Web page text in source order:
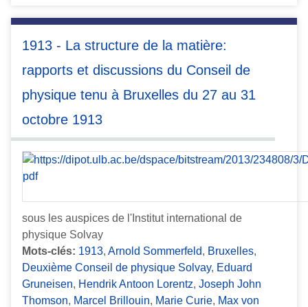
1913 - La structure de la matière:
rapports et discussions du Conseil de
physique tenu à Bruxelles du 27 au 31
octobre 1913
sous les auspices de l'Institut international de
physique Solvay
Mots-clés: 1913, Arnold Sommerfeld, Bruxelles,
Deuxième Conseil de physique Solvay, Eduard
Gruneisen, Hendrik Antoon Lorentz, Joseph John
Thomson, Marcel Brillouin, Marie Curie, Max von